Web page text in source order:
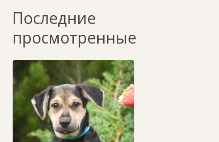
Последние
просмотренные